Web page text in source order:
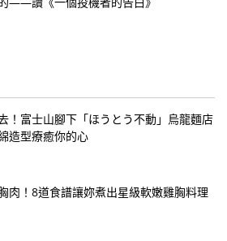
！富士山腳下「ほうとう不動」烏龍麵店
造型療癒你的心
肉！8道食譜讓妳煮出星級軟嫩雞胸料理